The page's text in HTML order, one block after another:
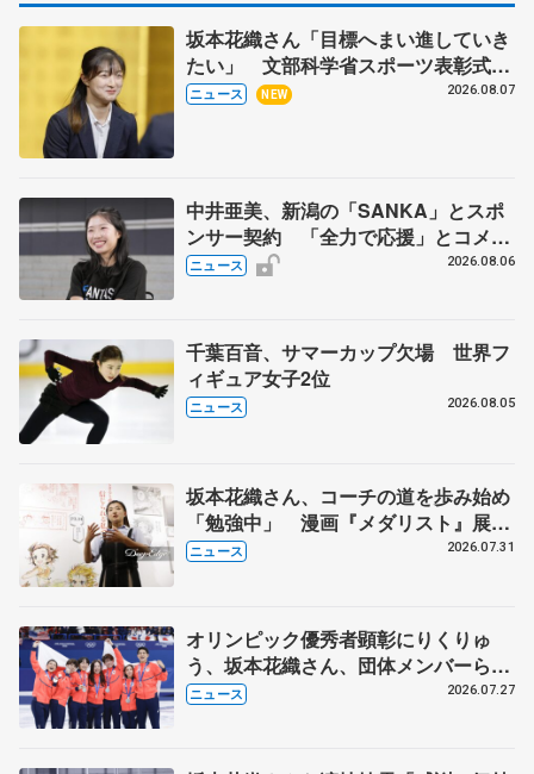
坂本花織さん「目標へまい進していき
たい」 文部科学省スポーツ表彰式で
代表謝辞
ニュース NEW 2026.08.07
中井亜美、新潟の「SANKA」とスポ
ンサー契約 「全力で応援」とコメン
ト
ニュース 2026.08.06
千葉百音、サマーカップ欠場 世界フ
ィギュア女子2位
ニュース 2026.08.05
坂本花織さん、コーチの道を歩み始め
「勉強中」 漫画『メダリスト』展覧
会で子どもたちにエール
ニュース 2026.07.31
オリンピック優秀者顕彰にりくりゅ
う、坂本花織さん、団体メンバーら
8月7日に文科省が表彰式、ブルーノ・
ニュース 2026.07.27